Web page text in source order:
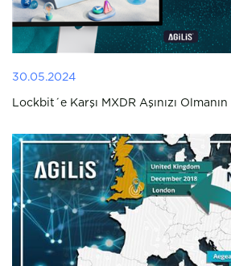
30.05.2024
Lockbit´e Karşı MXDR Aşınızı